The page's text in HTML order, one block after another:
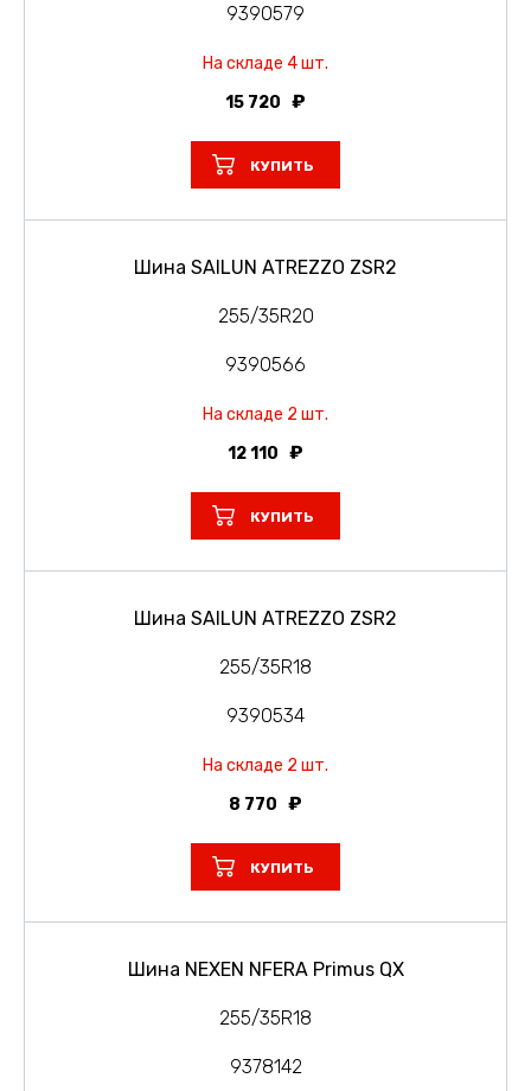
9390579
На складе 4 шт.
15 720
КУПИТЬ
Шина SAILUN ATREZZO ZSR2
255/35R20
9390566
На складе 2 шт.
12 110
КУПИТЬ
Шина SAILUN ATREZZO ZSR2
255/35R18
9390534
На складе 2 шт.
8 770
КУПИТЬ
Шина NEXEN NFERA Primus QX
255/35R18
9378142